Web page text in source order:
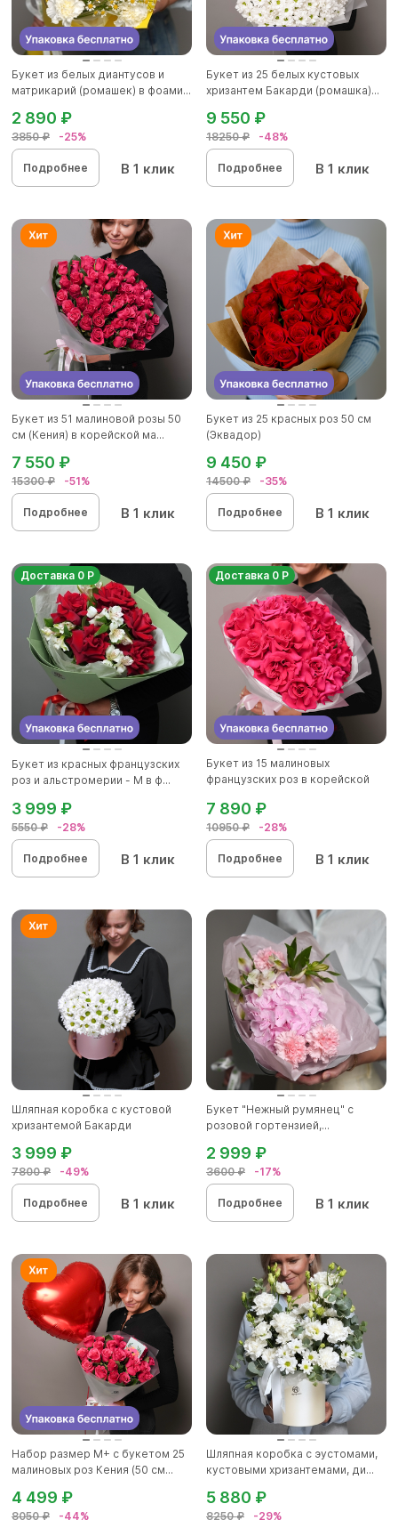
Букет из белых диантусов и
матрикарий (ромашек) в фоами...
3850 ₽ -25%
2 890 ₽
Подробнее В 1 клик
Букет из 25 белых кустовых
хризантем Бакарди (ромашка)...
18250 ₽ -48%
9 550 ₽
Подробнее В 1 клик
Букет из 51 малиновой розы 50
см (Кения) в корейской ма...
15300 ₽ -51%
7 550 ₽
Подробнее В 1 клик
Букет из 25 красных роз 50 см
(Эквадор)
14500 ₽ -35%
9 450 ₽
Подробнее В 1 клик
Доставка 0 Р
Букет из красных французских
роз и альстромерии - М в ф...
5550 ₽ -28%
3 999 ₽
Подробнее В 1 клик
Доставка 0 Р
Букет из 15 малиновых
французских роз в корейской
10950 ₽ -28%
7 890 ₽
Подробнее В 1 клик
Шляпная коробка с кустовой
хризантемой Бакарди
7800 ₽ -49%
3 999 ₽
Подробнее В 1 клик
Букет "Нежный румянец" с
розовой гортензией,...
3600 ₽ -17%
2 999 ₽
Подробнее В 1 клик
Набор размер М+ с букетом 25
малиновых роз Кения (50 см...
8050 ₽ -44%
4 499 ₽
Шляпная коробка с эустомами,
кустовыми хризантемами, ди...
8250 ₽ -29%
5 880 ₽